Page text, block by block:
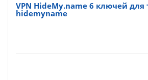
VPN HideMy.name 6 ключей для
hidemyname